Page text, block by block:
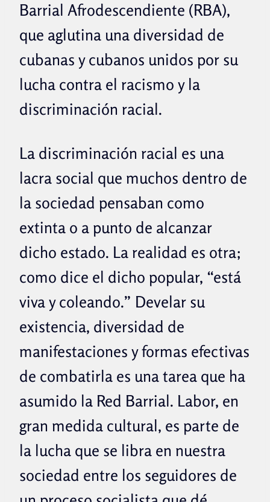
Barrial Afrodescendiente (RBA),
que aglutina una diversidad de
cubanas y cubanos unidos por su
lucha contra el racismo y la
discriminación racial.
La discriminación racial es una
lacra social que muchos dentro de
la sociedad pensaban como
extinta o a punto de alcanzar
dicho estado. La realidad es otra;
como dice el dicho popular, “está
viva y coleando.” Develar su
existencia, diversidad de
manifestaciones y formas efectivas
de combatirla es una tarea que ha
asumido la Red Barrial. Labor, en
gran medida cultural, es parte de
la lucha que se libra en nuestra
sociedad entre los seguidores de